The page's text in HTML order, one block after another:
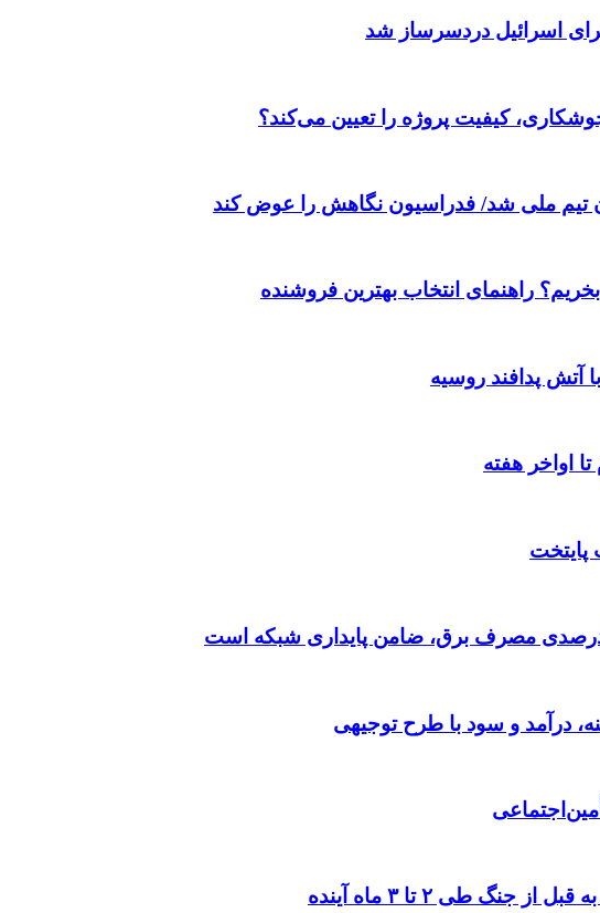
اسرائیل دردسرساز شد
کیفیت پروژه را تعیین می‌کند؟
تیم ملی شد/ فدراسیون نگاهش را عوض کند
راهنمای انتخاب بهترین فروشنده
پایتخت
درآمد و سود با طرح توجیهی
طی ۲ تا ۳ ماه آینده